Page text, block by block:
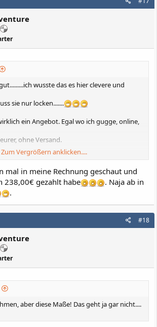
wusste das es hier clevere und
sie nur locken.......
ein Angebot. Egal wo ich gugge, online,
ohne Versand.
übers Ohr. Versprochen.
Zum Vergrößern anklicken....
mal in meine Rechnung geschaut und
238,00€ gezahlt habe
. Naja ab in
.
#18
aber diese Maße! Das geht ja gar nicht....